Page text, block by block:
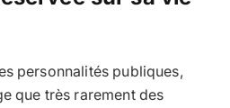
personnalités publiques,
que très rarement des